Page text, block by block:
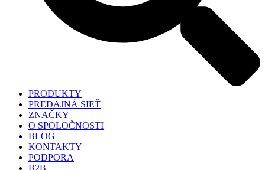
PRODUKTY
PREDAJNÁ SIEŤ
ZNAČKY
O SPOLOČNOSTI
BLOG
KONTAKTY
PODPORA
B2B